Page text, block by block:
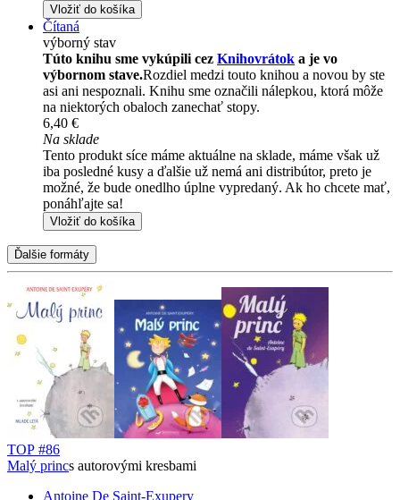
Vložiť do košíka
Čítaná
výborný stav
Túto knihu sme vykúpili cez Knihovrátok a je vo
výbornom stave.Rozdiel medzi touto knihou a novou by ste
asi ani nespoznali. Knihu sme označili nálepkou, ktorá môže
na niektorých obaloch zanechať stopy.
6,40 €
Na sklade
Tento produkt síce máme aktuálne na sklade, máme však už
iba posledné kusy a ďalšie už nemá ani distribútor, preto je
možné, že bude onedlho úplne vypredaný. Ak ho chcete mať,
ponáhľajte sa!
Vložiť do košíka
Ďalšie formáty
TOP #86
Malý princs autorovými kresbami
Antoine De Saint-Exupery